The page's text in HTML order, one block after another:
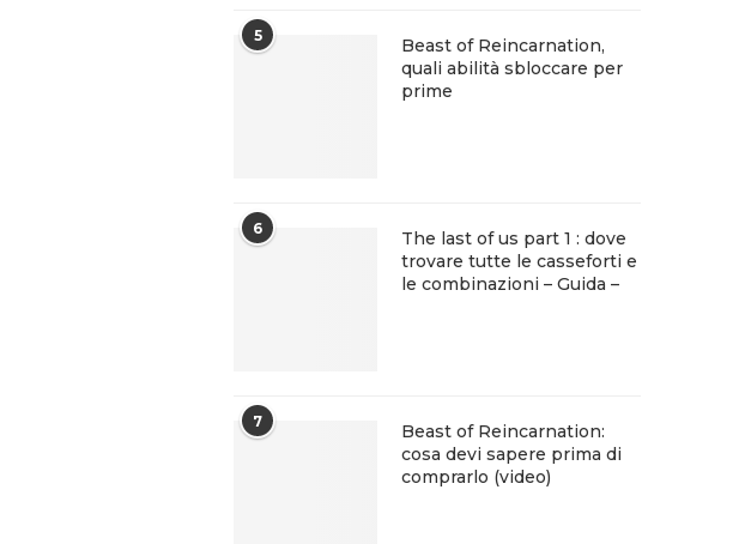
5
Beast of Reincarnation,
quali abilità sbloccare per
prime
6
The last of us part 1 : dove
trovare tutte le casseforti e
le combinazioni – Guida –
7
Beast of Reincarnation:
cosa devi sapere prima di
comprarlo (video)